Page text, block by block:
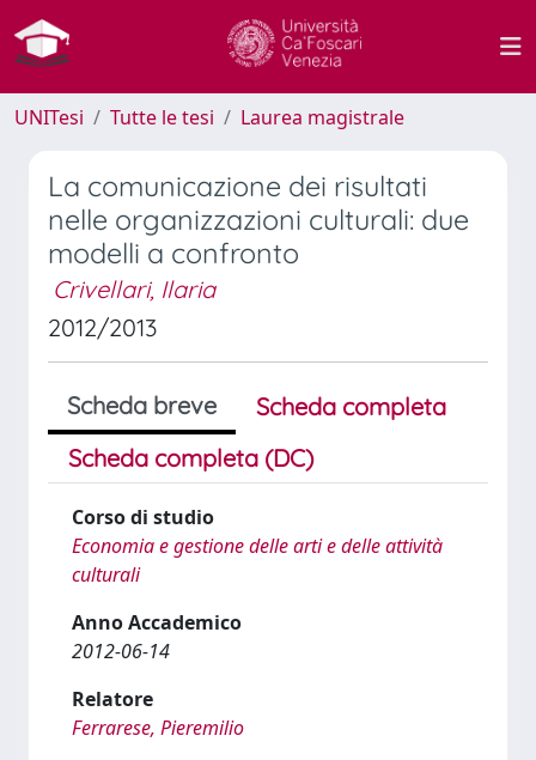
UNITesi Tutte le tesi Laurea magistrale
La comunicazione dei risultati
nelle organizzazioni culturali: due
modelli a confronto
Crivellari, Ilaria
2012/2013
Scheda breve
Scheda completa
Scheda completa (DC)
Corso di studio
Economia e gestione delle arti e delle attività
culturali
Anno Accademico
2012-06-14
Relatore
Ferrarese, Pieremilio